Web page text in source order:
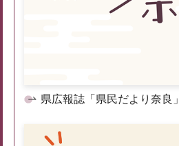
県広報誌「県民だより奈良」